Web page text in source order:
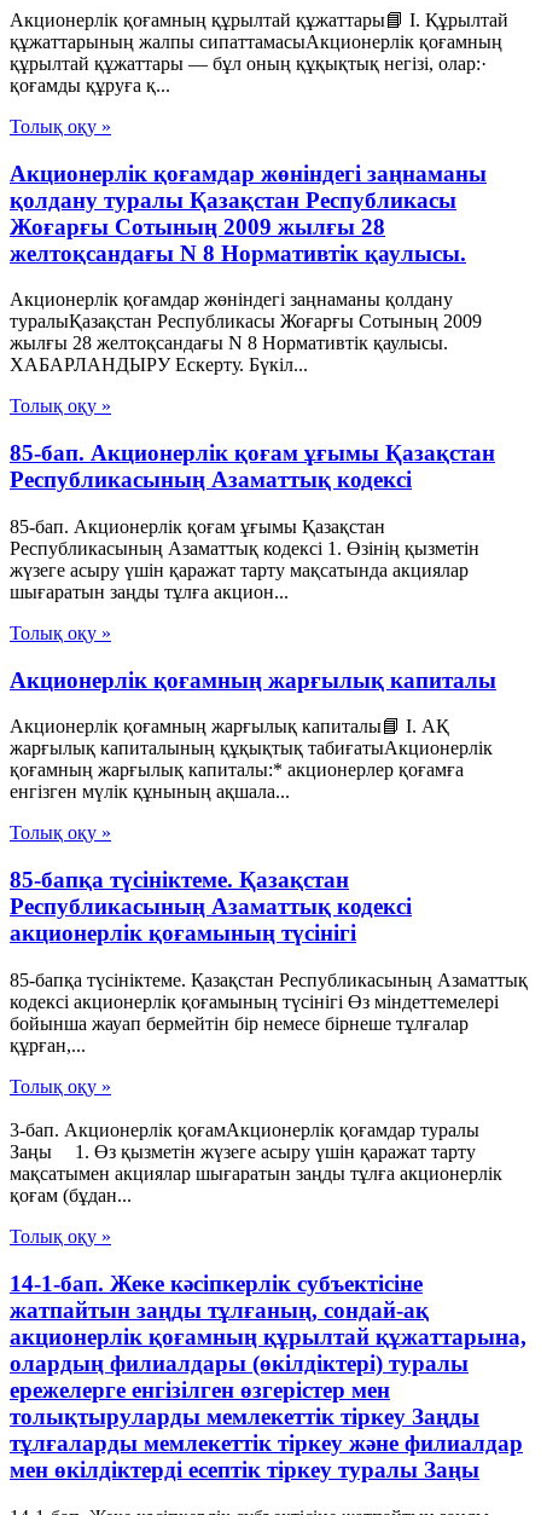
Акционерлік қоғамның құрылтай құжаттары📘 I. Құрылтай
құжаттарының жалпы сипаттамасыАкционерлік қоғамның
құрылтай құжаттары — бұл оның құқықтық негізі, олар:·
қоғамды құруға қ...
Толық оқу »
Акционерлік қоғамдар жөніндегі заңнаманы
қолдану туралы Қазақстан Республикасы
Жоғарғы Сотының 2009 жылғы 28
желтоқсандағы N 8 Нормативтік қаулысы.
Акционерлік қоғамдар жөніндегі заңнаманы қолдану
туралыҚазақстан Республикасы Жоғарғы Сотының 2009
жылғы 28 желтоқсандағы N 8 Нормативтік қаулысы.
ХАБАРЛАНДЫРУ Ескерту. Бүкіл...
Толық оқу »
85-бап. Акционерлiк қоғам ұғымы Қазақстан
Республикасының Азаматтық кодексi
85-бап. Акционерлiк қоғам ұғымы Қазақстан
Республикасының Азаматтық кодексi 1. Өзiнiң қызметiн
жүзеге асыру үшiн қаражат тарту мақсатында акциялар
шығаратын заңды тұлға акцион...
Толық оқу »
Акционерлік қоғамның жарғылық капиталы
Акционерлік қоғамның жарғылық капиталы📘 I. АҚ
жарғылық капиталының құқықтық табиғатыАкционерлік
қоғамның жарғылық капиталы:* акционерлер қоғамға
енгізген мүлік құнының ақшала...
Толық оқу »
85-бапқа түсініктеме. Қазақстан
Республикасының Азаматтық кодексі
акционерлік қоғамының түсінігі
85-бапқа түсініктеме. Қазақстан Республикасының Азаматтық
кодексі акционерлік қоғамының түсінігі Өз міндеттемелері
бойынша жауап бермейтін бір немесе бірнеше тұлғалар
құрған,...
Толық оқу »
3-бап. Акционерлік қоғамАкционерлік қоғамдар туралы
Заңы 1. Өз қызметін жүзеге асыру үшін қаражат тарту
мақсатымен акциялар шығаратын заңды тұлға акционерлік
қоғам (бұдан...
Толық оқу »
14-1-бап. Жеке кәсіпкерлік субъектісіне
жатпайтын заңды тұлғаның, сондай-ақ
акционерлік қоғамның құрылтай құжаттарына,
олардың филиалдары (өкілдіктері) туралы
ережелерге енгізілген өзгерістер мен
толықтыруларды мемлекеттік тіркеу Заңды
тұлғаларды мемлекеттік тіркеу және филиалдар
мен өкілдіктерді есептік тіркеу туралы Заңы